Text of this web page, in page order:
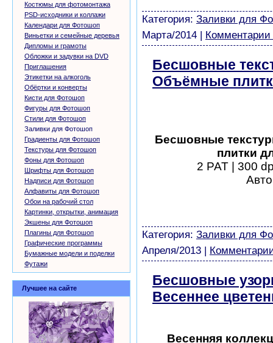
Костюмы для фотомонтажа
PSD-исходники и коллажи
Календари для Фотошоп
Виньетки и семейные деревья
Дипломы и грамоты
Обложки и задувки на DVD
Приглашения
Этикетки на алкоголь
Обёртки и конверты
Кисти для Фотошоп
Фигуры для Фотошоп
Стили для Фотошоп
Заливки для Фотошоп
Градиенты для Фотошоп
Текстуры для Фотошоп
Фоны для Фотошоп
Шрифты для Фотошоп
Надписи для Фотошоп
Алфавиты для Фотошоп
Обои на рабочий стол
Картинки, открытки, анимация
Экшены для Фотошоп
Плагины для Фотошоп
Графические программы
Бумажные модели и поделки
Футажи
Лучшее на сайте
Категория: Заливки для
Марта/2014
Комментарии
Бесшовные
Объёмные
Бесшовные
плитки
2 PAT | 300
Категория: Заливки для
Апреля/2013
Бесшовные
Весеннее
Весенняя